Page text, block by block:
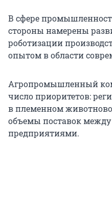
В сфере
стороны намерены
роботизации
опытом в области
Агропромышленный
число приоритетов:
в племенном
объемы поставок
предприятиями.